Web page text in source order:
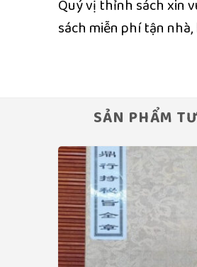
Quý vị thỉnh sách xin
sách miễn phí tận
SẢN PHẨM